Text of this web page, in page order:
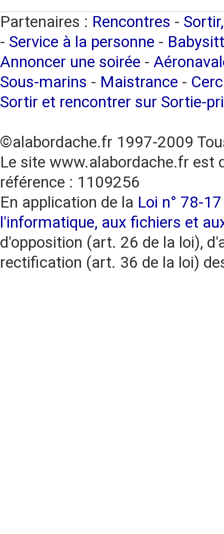
Partenaires : Rencontres -
- Service à la personne -
Annoncer une soirée -
Sous-marins - Maistrance -
Sortir et rencontrer sur Sortie-
©alabordache.fr 1997-2009
Le site www.alabordache.fr est
référence : 1109256
En application de la Loi n° 78-
l'informatique, aux fichiers et
d'opposition (art. 26 de la loi),
rectification (art. 36 de la loi)